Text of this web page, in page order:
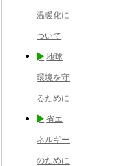
温暖化に
ついて
地球
環境を守
るために
省エ
ネルギー
のために